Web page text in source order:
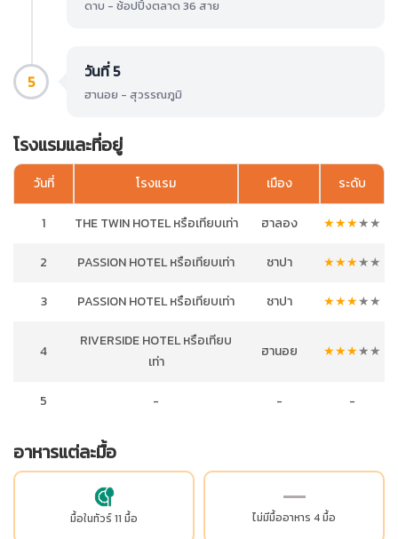
ดาบ - ช้อปปิ้งตลาด 36 สาย
5 วันที่ 5
ฮานอย - สุวรรณภูมิ
โรงแรมและที่อยู่
วันที่ โรงแรม เมือง ระดับ
1 THE TWIN HOTEL หรือเทียบเท่า ฮาลอง ★★★★★
2 PASSION HOTEL หรือเทียบเท่า ซาปา ★★★★★
3 PASSION HOTEL หรือเทียบเท่า ซาปา ★★★★★
4
RIVERSIDE HOTEL หรือเทียบ
เท่า
ฮานอย ★★★★★
5 - - -
อาหารแต่ละมื้อ
มื้อในทัวร์ 11 มื้อ ไม่มีมื้ออาหาร 4 มื้อ